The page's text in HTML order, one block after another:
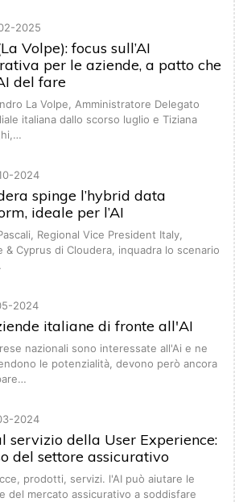
2025
Volpe): focus sull’AI
per le aziende, a patto che
del fare
La Volpe, Amministratore Delegato
italiana dallo scorso luglio e Tiziana
2024
spinge l’hybrid data
ideale per l’AI
Regional Vice President Italy,
& Cyprus di Cloudera, inquadra lo scenario
2024
italiane di fronte all'AI
nazionali sono interessate all'Ai e ne
le potenzialità, devono però ancora
2024
servizio della User Experience:
del settore assicurativo
prodotti, servizi. l'AI può aiutare le
del mercato assicurativo a soddisfare